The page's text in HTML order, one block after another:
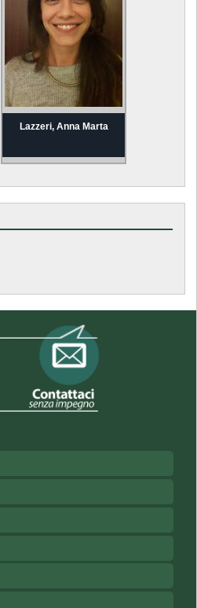
Lazzeri, Anna Marta